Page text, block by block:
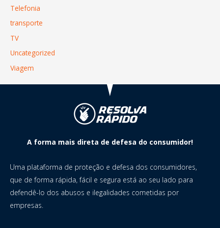
Telefonia
transporte
TV
Uncategorized
Viagem
A forma mais direta de defesa do consumidor!
Uma plataforma de proteção e defesa dos consumidores,
que de forma rápida, fácil e segura está ao seu lado para
defendê-lo dos abusos e ilegalidades cometidas por
empresas.